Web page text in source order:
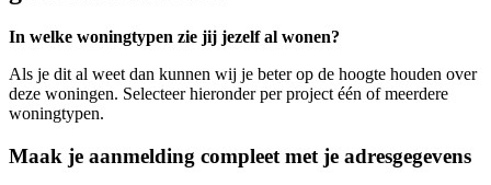
In welke woningtypen zie jij jezelf al wonen?
Als je dit al weet dan kunnen wij je beter op de hoogte houden over
deze woningen. Selecteer hieronder per project één of meerdere
woningtypen.
Maak je aanmelding compleet met je adresgegevens